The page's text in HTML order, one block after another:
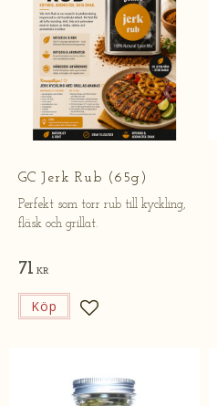
GC Jerk Rub (65g)
Perfekt som torr rub till kyckling,
fläsk och grillat.
71 KR
Lägg till i favoriter
Köp